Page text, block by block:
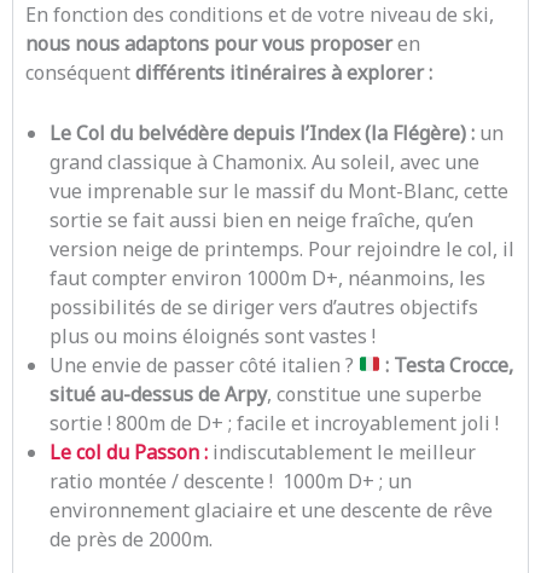
En fonction des conditions et de votre niveau de ski,
nous nous adaptons pour vous proposeren
conséquentdifférents itinéraires à explorer :
Le Col du belvédère depuis l’Index (la Flégère) : un
grand classique à Chamonix. Au soleil, avec une
vue imprenable sur le massif du Mont-Blanc, cette
sortie se fait aussi bien en neige fraîche, qu’en
version neige de printemps. Pour rejoindre le col, il
faut compter environ 1000m D+, néanmoins, les
possibilités de se diriger vers d’autres objectifs
plus ou moins éloignés sont vastes !
Une envie de passer côté italien ?
: Testa Crocce,
situé au-dessus de Arpy, constitue une superbe
sortie ! 800m de D+ ; facile et incroyablement joli !
Le col du Passon : indiscutablement le meilleur
ratio montée / descente ! 1000m D+ ; un
environnement glaciaire et une descente de rêve
de près de 2000m.